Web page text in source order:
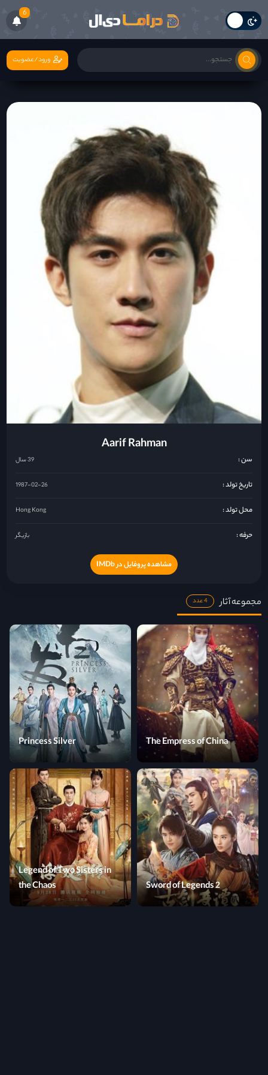
6
ورود/عضویت
Aarif Rahman
سن : 39 سال
تاریخ تولد : 1987-02-26
محل تولد : Hong Kong
حرفه : بازیگر
مشاهده پروفایل در IMDb
مجموعه آثار 4 عدد
The Empress of China
Princess Silver
Sword of Legends 2
Legend of Two Sisters in
the Chaos